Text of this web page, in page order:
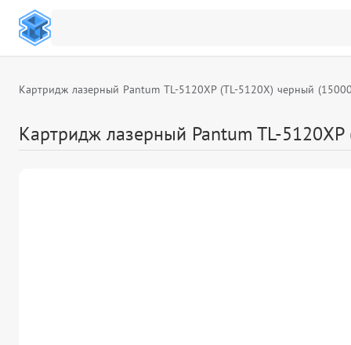
Картридж лазерный Pantum TL-5120XP (TL-5120X) черный
Картридж лазерный Pantum TL-